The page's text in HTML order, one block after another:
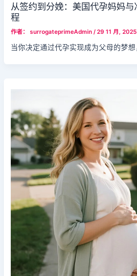
从签约到分娩：美国代孕妈妈
程
作者： surrogateprimeAdmin /29 11 月, 2025
当你决定通过代孕实现成为父母的梦